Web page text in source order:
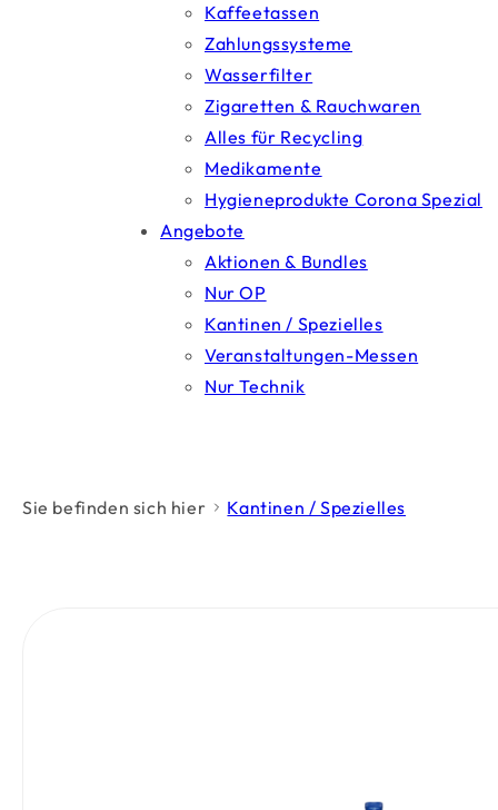
Kaffeetassen
Zahlungssysteme
Wasserfilter
Zigaretten & Rauchwaren
Alles für Recycling
Medikamente
Hygieneprodukte Corona Spezial
Angebote
Aktionen & Bundles
Nur OP
Kantinen / Spezielles
Veranstaltungen-Messen
Nur Technik
Sie befinden sich hier Kantinen / Spezielles